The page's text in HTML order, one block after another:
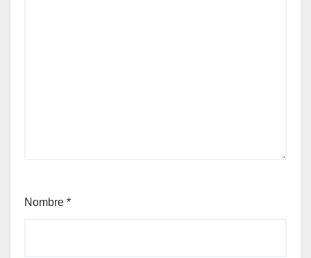
Nombre *